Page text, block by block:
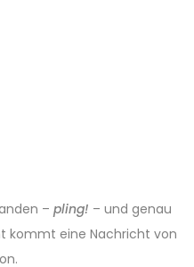
– pling! – und genau
kommt eine Nachricht von